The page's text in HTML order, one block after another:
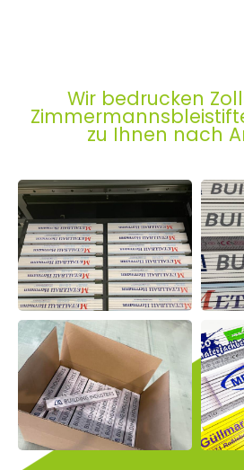
Wir bedrucken
zu Ihnen nach